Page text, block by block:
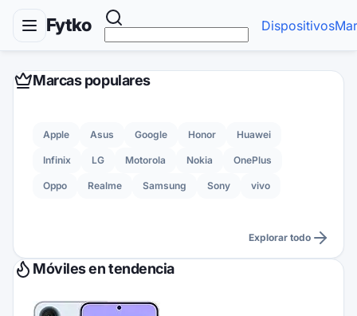
Fytko Dispositivos
Marcas populares
Apple Asus Google Honor Huawei
Infinix LG Motorola Nokia OnePlus
Oppo Realme Samsung Sony vivo
Explorar todo
Móviles en tendencia